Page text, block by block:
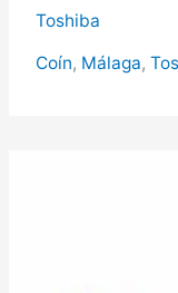
Coín,
Servicio
Toshiba
Coín, Málaga,